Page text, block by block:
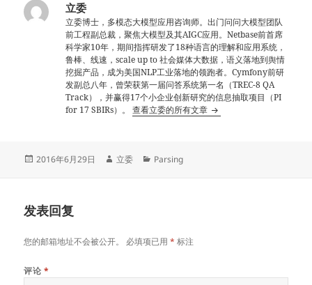
立委
立委博士，多模态大模型应用咨询师。出门问问大模型团队
前工程副总裁，聚焦大模型及其AIGC应用。Netbase前首席
科学家10年，期间指挥研发了18种语言的理解和应用系统，
鲁棒、线速，scale up to 社会媒体大数据，语义落地到舆情
挖掘产品，成为美国NLP工业落地的领跑者。Cymfony前研
发副总八年，曾荣获第一届问答系统第一名（TREC-8 QA
Track），并赢得17个小企业创新研究的信息抽取项目（PI
for 17 SBIRs）。查看立委的所有文章
发
2016年6月29日
作
立委
分
Parsing
发表回复
您的邮箱地址不会被公开。 必填项已用* 标注
评论 *